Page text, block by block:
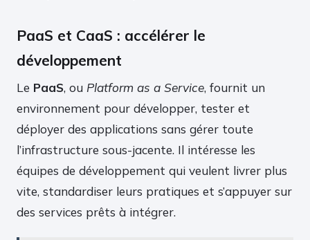
PaaS et CaaS : accélérer le
développement
Le PaaS, ou Platform as a Service, fournit un
environnement pour développer, tester et
déployer des applications sans gérer toute
l’infrastructure sous-jacente. Il intéresse les
équipes de développement qui veulent livrer plus
vite, standardiser leurs pratiques et s’appuyer sur
des services prêts à intégrer.